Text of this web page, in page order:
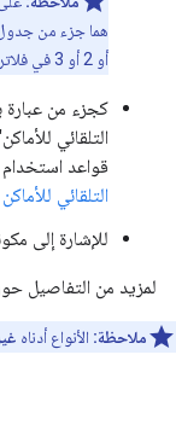
أو 2 أو 3 في فلاتر طلبات "الإكمال التلقائي للأماكن" (القديمة).
كجزء من عبارة
التلقائي
قواعد
التلقائي
للإشارة إلى
لمزيد من التفاصيل
ملاحظة: الأنواع أدناه